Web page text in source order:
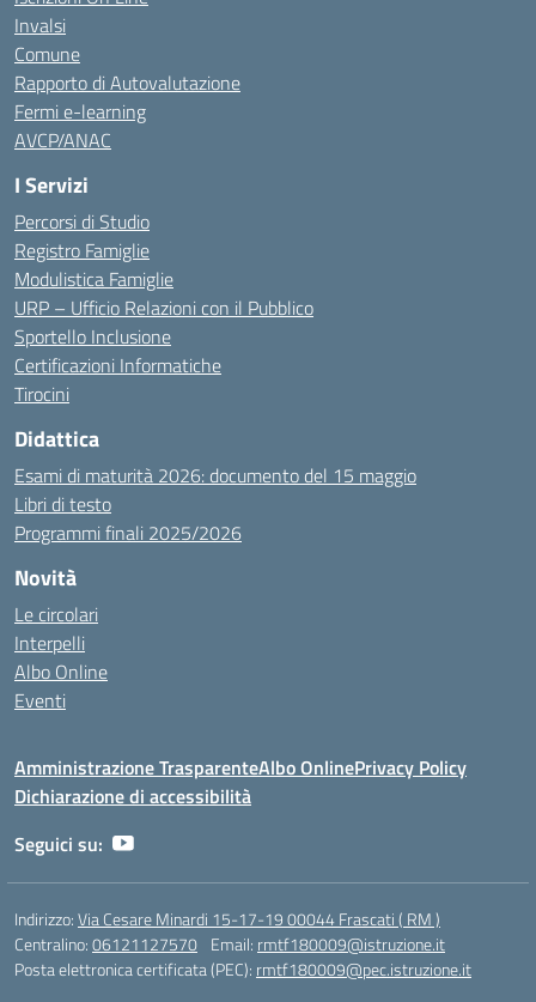
Invalsi
Comune
Rapporto di Autovalutazione
Fermi e-learning
AVCP/ANAC
I Servizi
Percorsi di Studio
Registro Famiglie
Modulistica Famiglie
URP – Ufficio Relazioni con il Pubblico
Sportello Inclusione
Certificazioni Informatiche
Tirocini
Didattica
Esami di maturità 2026: documento del 15 maggio
Libri di testo
Programmi finali 2025/2026
Novità
Le circolari
Interpelli
Albo Online
Eventi
Amministrazione TrasparenteAlbo OnlinePrivacy Policy
Dichiarazione di accessibilità
Seguici su:
Indirizzo:Via Cesare Minardi 15-17-19 00044 Frascati ( RM )
Centralino:06121127570 Email: rmtf180009@istruzione.it
Posta elettronica certificata (PEC): rmtf180009@pec.istruzione.it